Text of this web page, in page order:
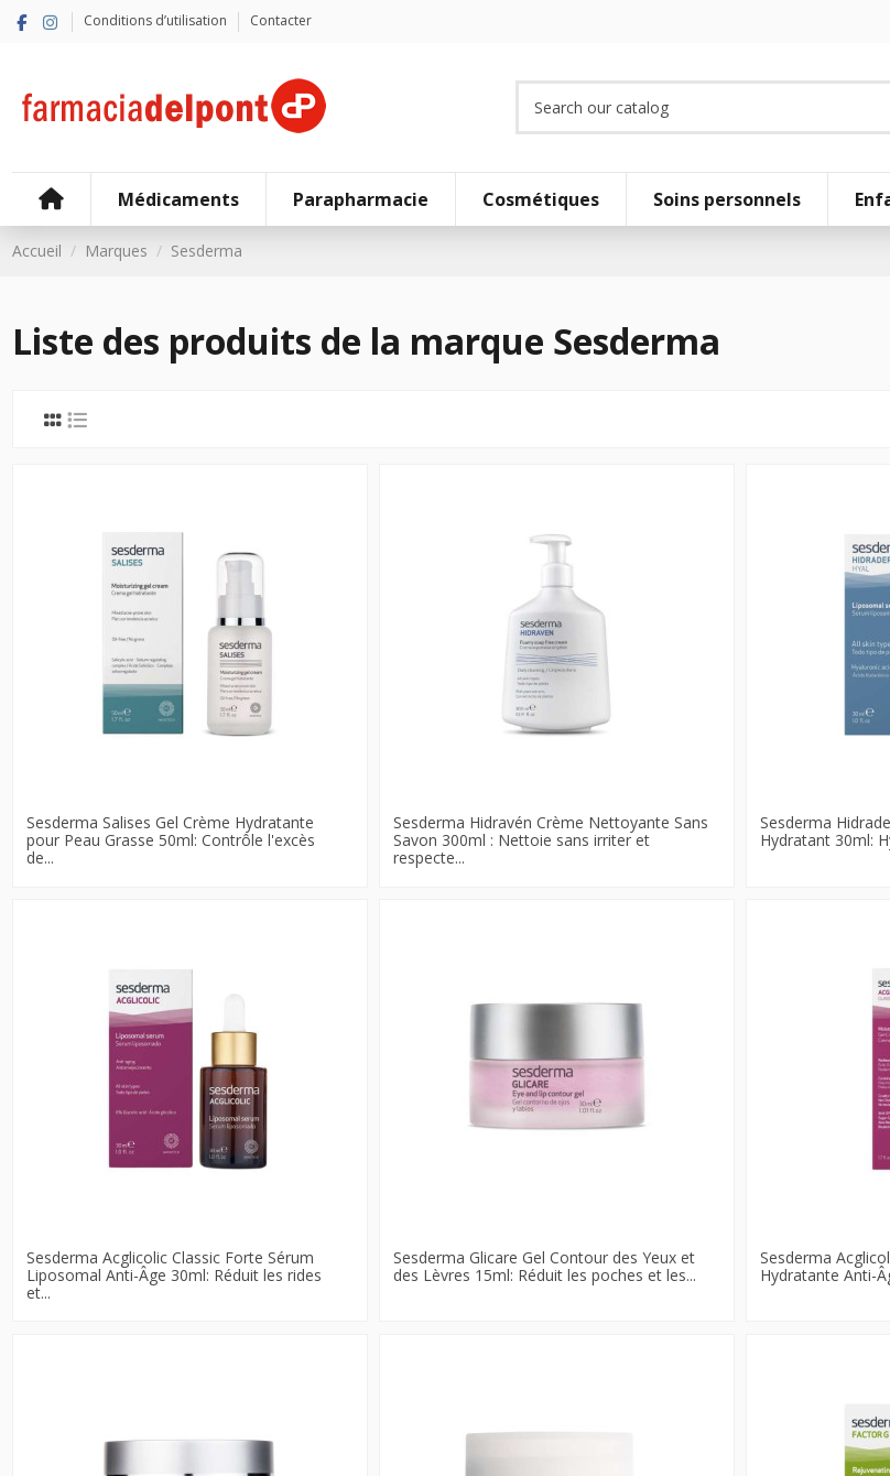
Conditions d’utilisation Contacter
Médicaments Parapharmacie Cosmétiques Soins personnels
Accueil Marques Sesderma
Liste des produits de la marque Sesderma
Sesderma Salises Gel Crème Hydratante
pour Peau Grasse 50ml: Contrôle l'excès
de...
Sesderma Hidravén Crème Nettoyante Sans
Savon 300ml : Nettoie sans irriter et
respecte...
Sesderma
Hydratant 30ml:
Sesderma Acglicolic Classic Forte Sérum
Liposomal Anti-Âge 30ml: Réduit les rides
et...
Sesderma Glicare Gel Contour des Yeux et
des Lèvres 15ml: Réduit les poches et les...
Sesderma
Hydratante Anti-